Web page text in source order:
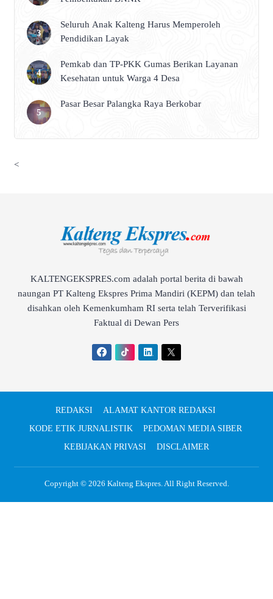
Seluruh Anak Kalteng Harus Memperoleh
Pendidikan Layak
Pemkab dan TP-PKK Gumas Berikan Layanan
Kesehatan untuk Warga 4 Desa
Pasar Besar Palangka Raya Berkobar
<
KALTENGEKSPRES.com adalah portal berita di bawah
naungan PT Kalteng Ekspres Prima Mandiri (KEPM) dan telah
disahkan oleh Kemenkumham RI serta telah Terverifikasi
Faktual di Dewan Pers
REDAKSI
ALAMAT KANTOR REDAKSI
KODE ETIK JURNALISTIK
PEDOMAN MEDIA SIBER
KEBIJAKAN PRIVASI
DISCLAIMER
Copyright © 2026 Kalteng Ekspres. All Right Reserved.